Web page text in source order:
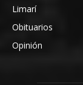
Limarí
Obituarios
Opinión